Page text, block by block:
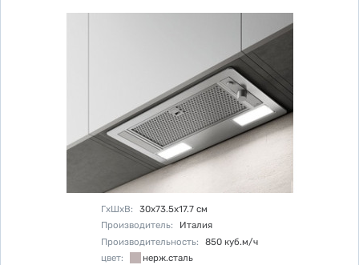
Характеристики
ГхШхВ: 30х73.5х17.7 см
Производитель:
Италия
Производительность: 850 куб.м/ч
цвет: нерж.сталь